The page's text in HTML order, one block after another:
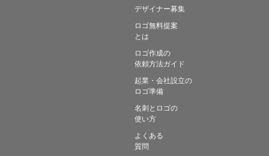
デザイナー募集
ロゴ無料提案
とは
ロゴ作成の
依頼方法ガイド
起業・会社設立の
ロゴ準備
名刺とロゴの
使い方
よくある
質問